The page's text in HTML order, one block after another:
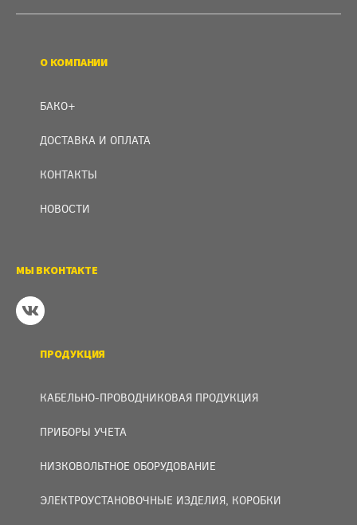
О КОМПАНИИ
БАКО+
ДОСТАВКА И ОПЛАТА
КОНТАКТЫ
НОВОСТИ
МЫ ВКОНТАКТЕ
ПРОДУКЦИЯ
КАБЕЛЬНО-ПРОВОДНИКОВАЯ ПРОДУКЦИЯ
ПРИБОРЫ УЧЕТА
НИЗКОВОЛЬТНОЕ ОБОРУДОВАНИЕ
ЭЛЕКТРОУСТАНОВОЧНЫЕ ИЗДЕЛИЯ, КОРОБКИ